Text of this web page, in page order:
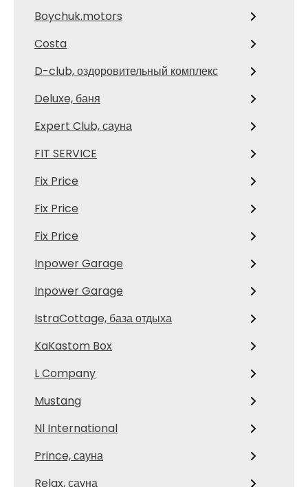
Boychuk.motors
Costa
D-club, оздоровительный комплекс
Deluxe, баня
Expert Club, сауна
FIT SERVICE
Fix Price
Fix Price
Fix Price
Inpower Garage
Inpower Garage
IstraCottage, база отдыха
KaKastom Box
L Company
Mustang
Nl International
Prince, сауна
Relax, сауна